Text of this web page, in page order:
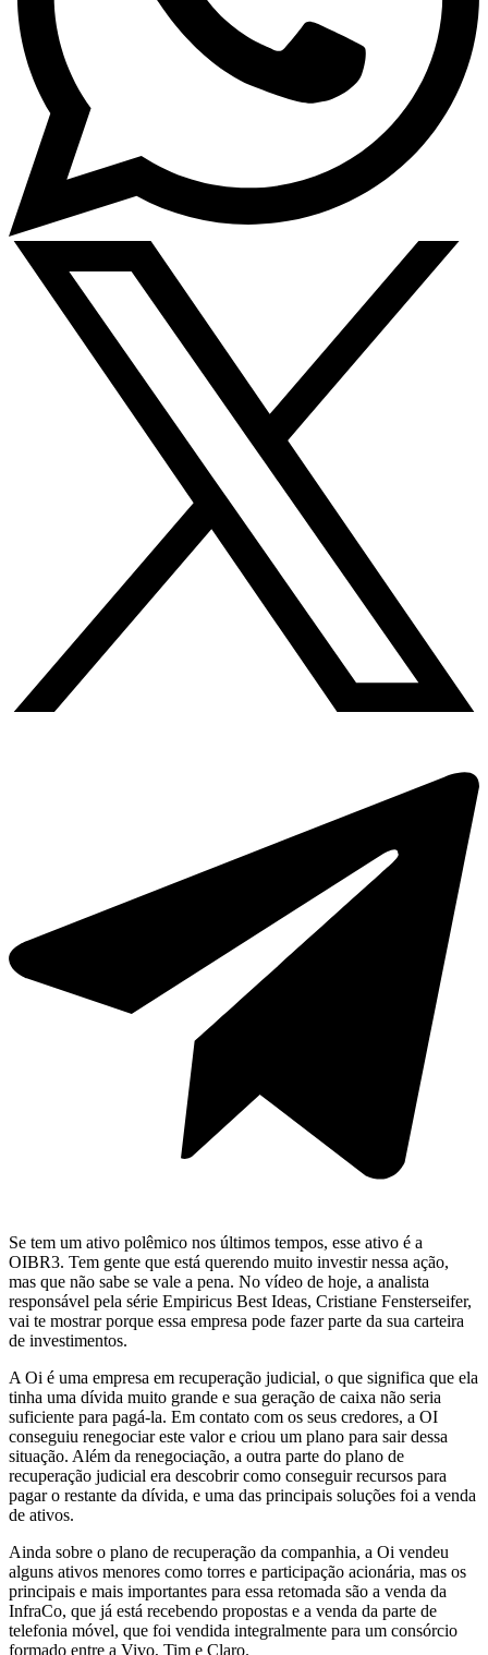
Se tem um ativo polêmico nos últimos tempos, esse ativo é a
OIBR3. Tem gente que está querendo muito investir nessa ação,
mas que não sabe se vale a pena. No vídeo de hoje, a analista
responsável pela série Empiricus Best Ideas, Cristiane Fensterseifer,
vai te mostrar porque essa empresa pode fazer parte da sua carteira
de investimentos.
A Oi é uma empresa em recuperação judicial, o que significa que ela
tinha uma dívida muito grande e sua geração de caixa não seria
suficiente para pagá-la. Em contato com os seus credores, a OI
conseguiu renegociar este valor e criou um plano para sair dessa
situação. Além da renegociação, a outra parte do plano de
recuperação judicial era descobrir como conseguir recursos para
pagar o restante da dívida, e uma das principais soluções foi a venda
de ativos.
Ainda sobre o plano de recuperação da companhia, a Oi vendeu
alguns ativos menores como torres e participação acionária, mas os
principais e mais importantes para essa retomada são a venda da
InfraCo, que já está recebendo propostas e a venda da parte de
telefonia móvel, que foi vendida integralmente para um consórcio
formado entre a Vivo, Tim e Claro.